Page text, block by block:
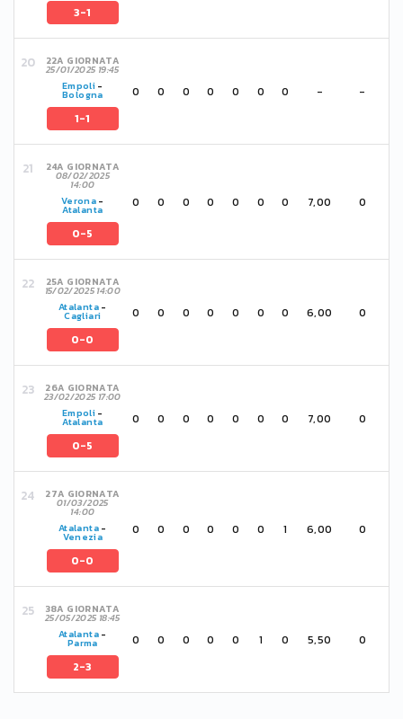
3-1
22A GIORNATA
25/01/2025 19:45
Empoli -
Bologna
1-1
0 0 0 0 0 0 0 - -
24A GIORNATA
08/02/2025
14:00
Verona -
Atalanta
0-5
0 0 0 0 0 0 0 7,00 0
25A GIORNATA
15/02/2025 14:00
Atalanta-
Cagliari
0-0
0 0 0 0 0 0 0 6,00 0
26A GIORNATA
23/02/2025 17:00
Empoli -
Atalanta
0-5
0 0 0 0 0 0 0 7,00 0
27A GIORNATA
01/03/2025
14:00
Atalanta-
Venezia
0-0
0 0 0 0 0 0 1 6,00 0
38A GIORNATA
25/05/2025 18:45
Atalanta-
Parma
2-3
0 0 0 0 0 1 0 5,50 0